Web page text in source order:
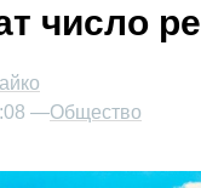
число
—Общество